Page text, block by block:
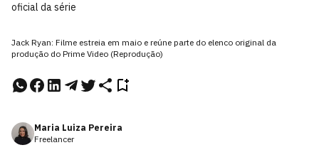
oficial da série
Jack Ryan: Filme estreia em maio e reúne parte do elenco original da
produção do Prime Video (Reprodução)
Maria Luiza Pereira
Freelancer